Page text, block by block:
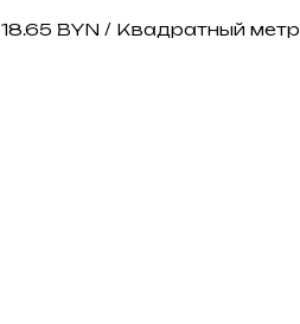
18.65 BYN / Квадратный метр